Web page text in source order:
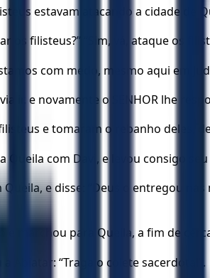
estavam atacando a cidade de
os filisteus?” “Sim, vá, ataque os
com medo, mesmo aqui em
ir, e novamente o SENHOR lhe
e tomaram o rebanho deles,
Queila com Davi, e levou consigo
Queila, e disse: “Deus o entregou
e marchou para Queila, a fim de
Abiatar: “Traga o colete sacerdotal”.